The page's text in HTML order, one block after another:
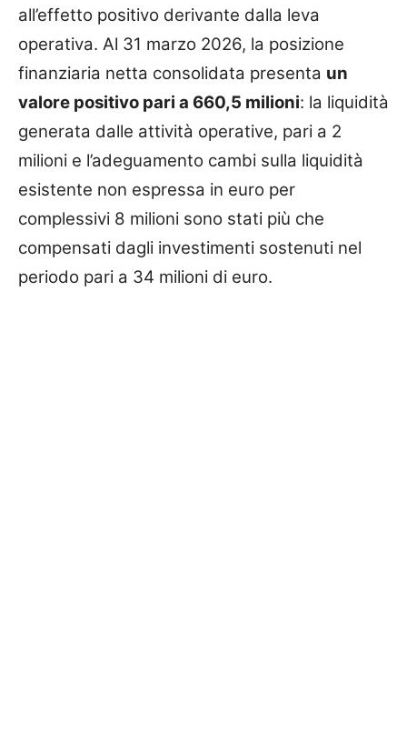
all’effetto positivo derivante dalla leva
operativa. Al 31 marzo 2026, la posizione
finanziaria netta consolidata presenta un
valore positivo pari a 660,5 milioni: la liquidità
generata dalle attività operative, pari a 2
milioni e l’adeguamento cambi sulla liquidità
esistente non espressa in euro per
complessivi 8 milioni sono stati più che
compensati dagli investimenti sostenuti nel
periodo pari a 34 milioni di euro.